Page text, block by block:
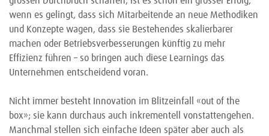
wenn es gelingt, dass sich Mitarbeitende an neue Methodiken
und Konzepte wagen, dass sie Bestehendes skalierbarer
machen oder Betriebsverbesserungen künftig zu mehr
Effizienz führen – so bringen auch diese Learnings das
Unternehmen entscheidend voran.
Nicht immer besteht Innovation im Blitzeinfall «out of the
box»; sie kann durchaus auch inkrementell vonstattengehen.
Manchmal stellen sich einfache Ideen später aber auch als